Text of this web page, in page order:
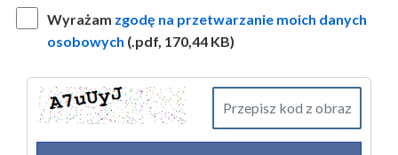
Wyrażam zgodę na przetwarzanie moich danych
osobowych (.pdf, 170,44 KB)